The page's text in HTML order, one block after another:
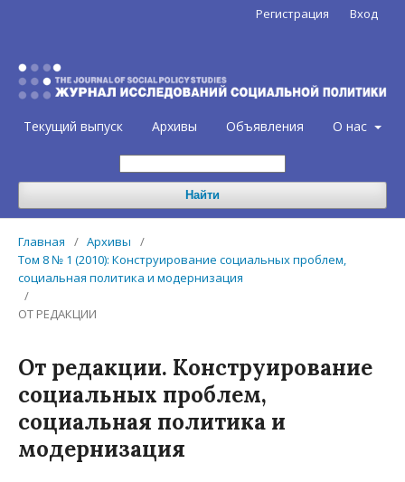
Текущий выпуск Архивы Объявления О нас
Найти
Регистрация Вход
Главная / Архивы
/
Том 8 № 1 (2010): Конструирование социальных проблем,
социальная политика и модернизация
/
ОТ РЕДАКЦИИ
От редакции. Конструирование
социальных проблем,
социальная политика и
модернизация